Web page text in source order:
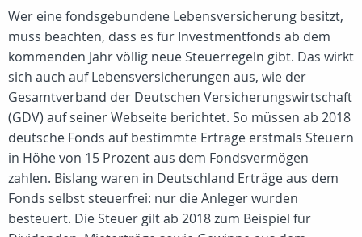
Wer eine fondsgebundene Lebensversicherung besitzt,
muss beachten, dass es für Investmentfonds ab dem
kommenden Jahr völlig neue Steuerregeln gibt. Das wirkt
sich auch auf Lebensversicherungen aus, wie der
Gesamtverband der Deutschen Versicherungswirtschaft
(GDV) auf seiner Webseite berichtet. So müssen ab 2018
deutsche Fonds auf bestimmte Erträge erstmals Steuern
in Höhe von 15 Prozent aus dem Fondsvermögen
zahlen. Bislang waren in Deutschland Erträge aus dem
Fonds selbst steuerfrei: nur die Anleger wurden
besteuert. Die Steuer gilt ab 2018 zum Beispiel für